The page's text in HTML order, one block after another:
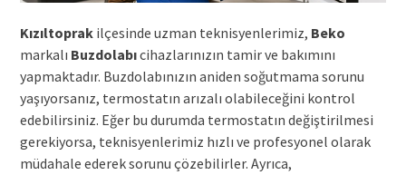
Kızıltoprakilçesinde uzman teknisyenlerimiz, Beko
markalı Buzdolabıcihazlarınızın tamir ve bakımını
yapmaktadır. Buzdolabınızın aniden soğutmama sorunu
yaşıyorsanız, termostatın arızalı olabileceğini kontrol
edebilirsiniz. Eğer bu durumda termostatın değiştirilmesi
gerekiyorsa, teknisyenlerimiz hızlı ve profesyonel olarak
müdahale ederek sorunu çözebilirler. Ayrıca,